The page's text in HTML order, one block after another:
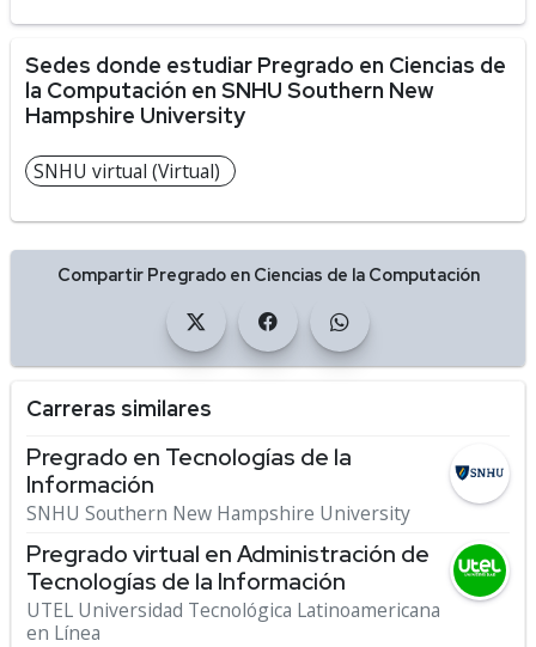
Sedes donde estudiar Pregrado en Ciencias de
la Computación en SNHU Southern New
Hampshire University
SNHU virtual (Virtual)
Compartir Pregrado en Ciencias de la Computación
Carreras similares
Pregrado en Tecnologías de la
Información
SNHU Southern New Hampshire University
Pregrado virtual en Administración de
Tecnologías de la Información
UTEL Universidad Tecnológica Latinoamericana
en Línea